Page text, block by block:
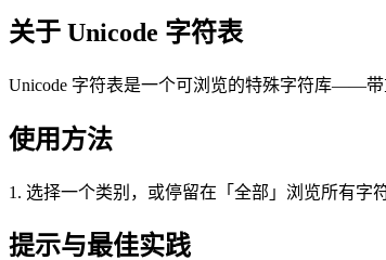
关于 Unicode 字符表
Unicode 字符表是一个可浏览的特殊字符库——带
使用方法
1. 选择一个类别，或停留在「全部」浏览所有字
提示与最佳实践